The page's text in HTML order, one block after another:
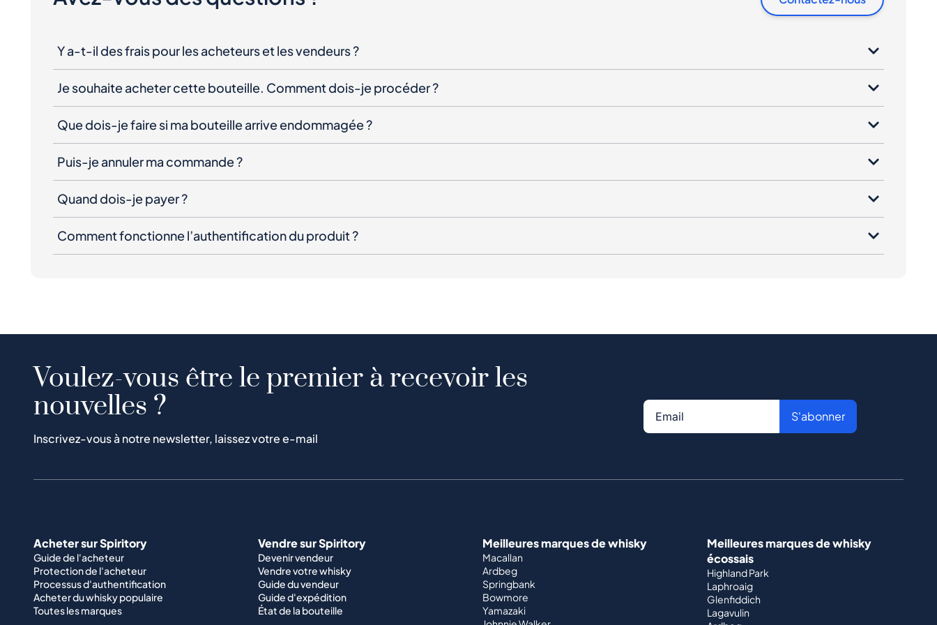
Y a-t-il des frais pour les acheteurs et les vendeurs ?
Je souhaite acheter cette bouteille. Comment dois-je procéder ?
Que dois-je faire si ma bouteille arrive endommagée ?
Puis-je annuler ma commande ?
Quand dois-je payer ?
Comment fonctionne l’authentification du produit ?
Voulez-vous être le premier à recevoir les
nouvelles ?
Inscrivez-vous à notre newsletter, laissez votre e-mail
S'abonner
Acheter sur Spiritory
Guide de l'acheteur
Protection de l'acheteur
Processus d'authentification
Acheter du whisky populaire
Toutes les marques
Vendre sur Spiritory
Devenir vendeur
Vendre votre whisky
Guide du vendeur
Guide d'expédition
État de la bouteille
Meilleures marques de whisky
Macallan
Ardbeg
Springbank
Bowmore
Yamazaki
Meilleures marques de whisky
écossais
Highland Park
Laphroaig
Glenfiddich
Lagavulin